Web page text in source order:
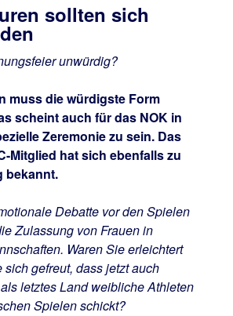
sollten sich
unwürdig?
muss die würdigste Form
scheint auch für das NOK in
Zeremonie zu sein. Das
Mitglied hat sich ebenfalls zu
bekannt.
Debatte vor den Spielen
Zulassung von Frauen in
Waren Sie erleichtert
gefreut, dass jetzt auch
letztes Land weibliche Athleten
Spielen schickt?